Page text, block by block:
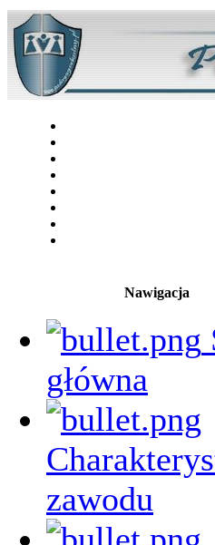
Nawigacja
główna
zawodu